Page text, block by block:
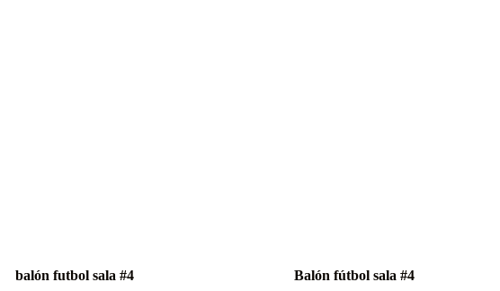
balón futbol sala #4
Balón fútbol sala #4